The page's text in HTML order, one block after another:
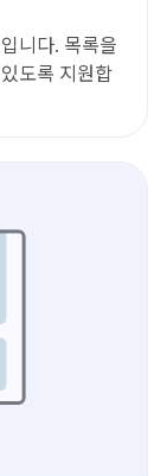
니다. 목록을
도록 지원합